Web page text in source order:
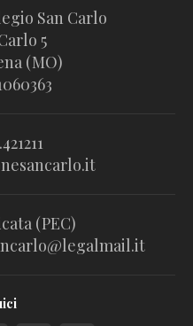
San Carlo
5
(MO)
(PEC)